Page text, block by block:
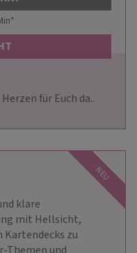
*
NEU
klare
mit Hellsicht,
Kartendecks zu